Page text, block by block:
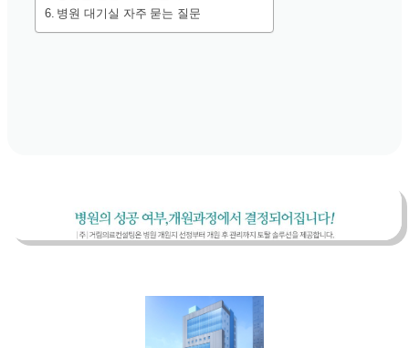
병원 대기실 자주 묻는 질문